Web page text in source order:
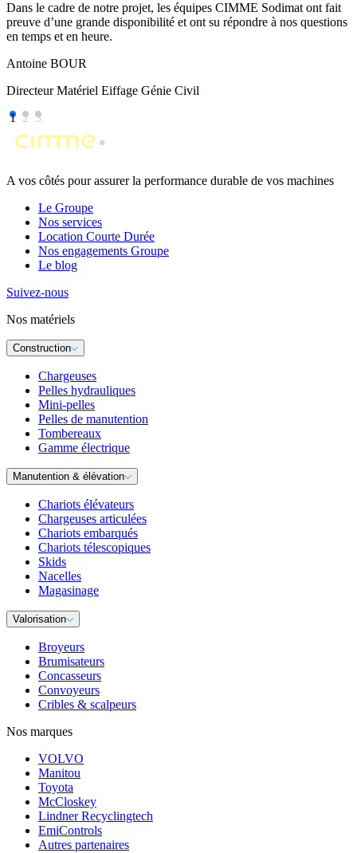
Dans le cadre de notre projet, les équipes CIMME Sodimat ont fait
preuve d’une grande disponibilité et ont su répondre à nos questions
en temps et en heure.
Antoine BOUR
Directeur Matériel Eiffage Génie Civil
1 2 3
A vos côtés pour assurer la performance durable de vos machines
Le Groupe
Nos services
Location Courte Durée
Nos engagements Groupe
Le blog
Suivez-nous
Nos matériels
Construction
Chargeuses
Pelles hydrauliques
Mini-pelles
Pelles de manutention
Tombereaux
Gamme électrique
Manutention & élévation
Chariots élévateurs
Chargeuses articulées
Chariots embarqués
Chariots télescopiques
Skids
Nacelles
Magasinage
Valorisation
Broyeurs
Brumisateurs
Concasseurs
Convoyeurs
Cribles & scalpeurs
Nos marques
VOLVO
Manitou
Toyota
McCloskey
Lindner Recyclingtech
EmiControls
Autres partenaires